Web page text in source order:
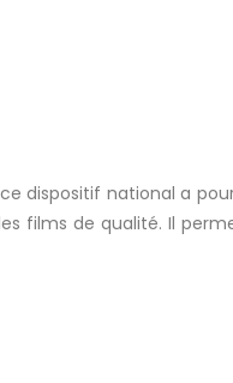
dispositif national a
films de qualité. Il